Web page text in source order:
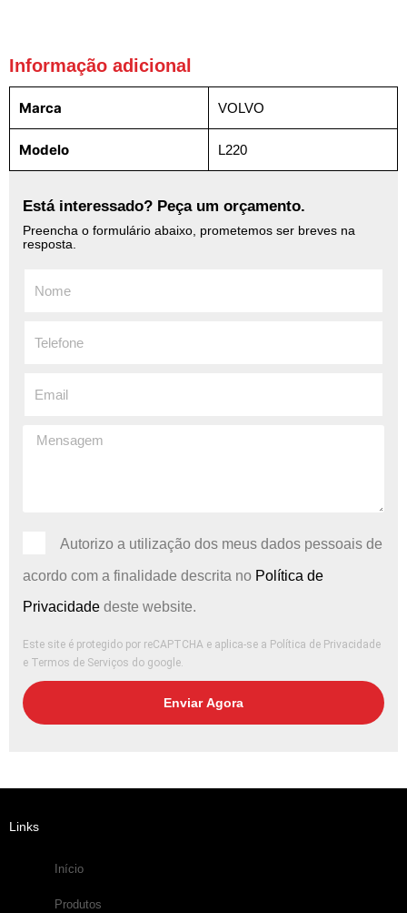
Informação adicional
Marca VOLVO
Modelo L220
Está interessado? Peça um orçamento.
Preencha o formulário abaixo, prometemos ser breves na
resposta.
Autorizo ​​a utilização dos meus dados pessoais de
acordo com a finalidade descrita no Política de
Privacidade deste website.
Este site é protegido por reCAPTCHA e aplica-se a Política de Privacidade
e Termos de Serviços do google.
Enviar Agora
Links
Início
Produtos